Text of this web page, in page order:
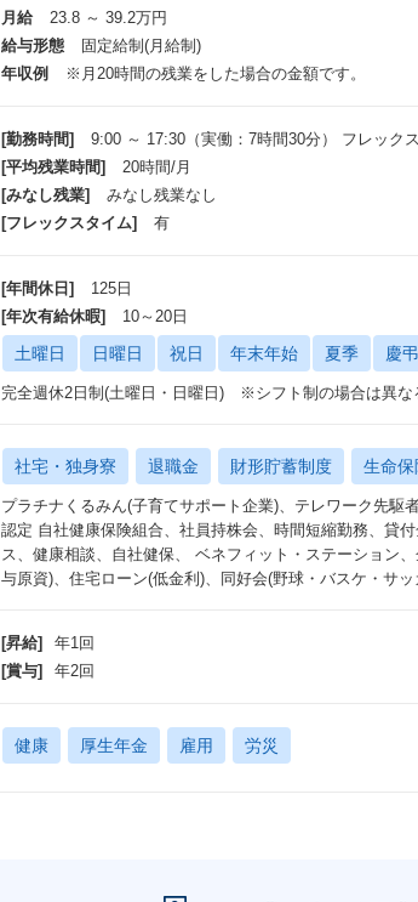
月給
23.8 ～ 39.2万円
給与形態
固定給制(月給制)
年収例
※月20時間の残業をした場合の金額です。
[勤務時間]
9:00 ～ 17:30（実働：7時間30分） フレック
[平均残業時間]
20時間/月
[みなし残業]
みなし残業なし
[フレックスタイム]
有
[年間休日]
125日
[年次有給休暇]
10～20日
土曜日 日曜日 祝日 年末年始 夏季 慶弔
完全週休2日制(土曜日・日曜日) ※シフト制の場合は異
社宅・独身寮 退職金 財形貯蓄制度 生命保
プラチナくるみん(子育てサポート企業)、テレワーク先駆
認定 自社健康保険組合、社員持株会、時間短縮勤務、貸
ス、健康相談、自社健保、 ベネフィット・ステーション
与原資)、住宅ローン(低金利)、同好会(野球・バスケ・サッ
[昇給]
年1回
[賞与]
年2回
健康 厚生年金 雇用 労災